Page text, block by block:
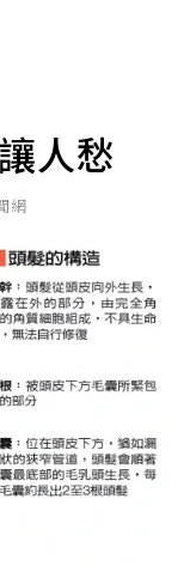
人愁
網